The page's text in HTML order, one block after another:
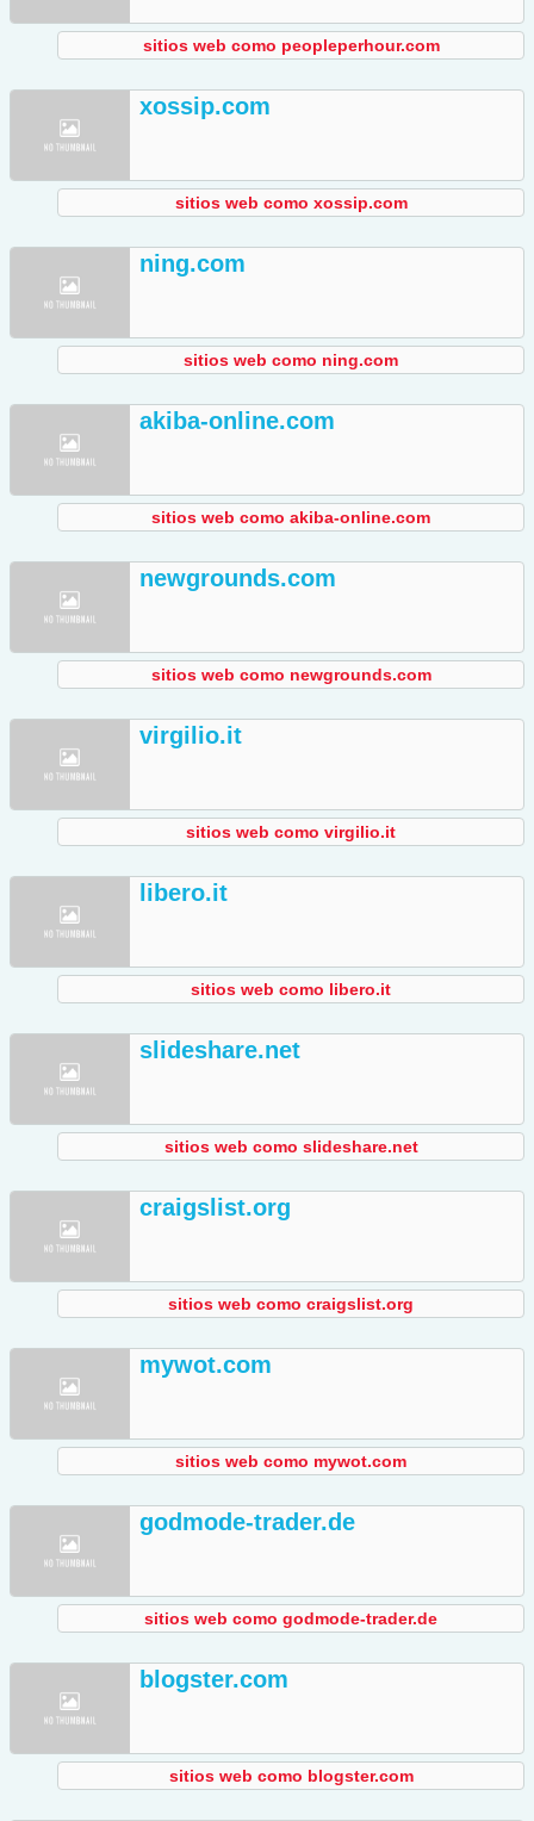
sitios web como peopleperhour.com
xossip.com
sitios web como xossip.com
ning.com
sitios web como ning.com
akiba-online.com
sitios web como akiba-online.com
newgrounds.com
sitios web como newgrounds.com
virgilio.it
sitios web como virgilio.it
libero.it
sitios web como libero.it
slideshare.net
sitios web como slideshare.net
craigslist.org
sitios web como craigslist.org
mywot.com
sitios web como mywot.com
godmode-trader.de
sitios web como godmode-trader.de
blogster.com
sitios web como blogster.com